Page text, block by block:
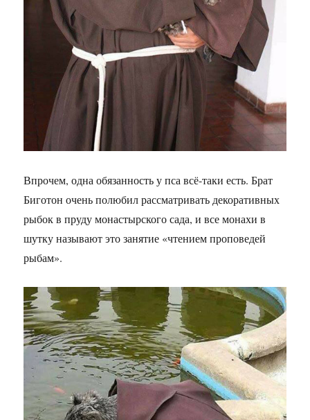
Впрочем, одна обязанность у пса всё-таки есть. Брат
Биготон очень полюбил рассматривать декоративных
рыбок в пруду монастырского сада, и все монахи в
шутку называют это занятие «чтением проповедей
рыбам».